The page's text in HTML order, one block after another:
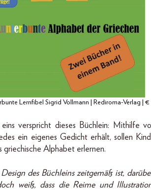
Lernfibel Sigrid Vollmann | Rediroma-Verlag | €
verspricht dieses Büchlein: Mithilfe
ein eigenes Gedicht erhält, sollen
griechische Alphabet erlernen.
des Büchleins zeitgemäß ist,
weiß, dass die Reime und